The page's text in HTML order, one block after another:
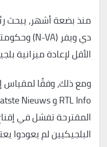
منذ بضعة أشهر، يبحث
الأقل لإعادة ميزانية
المقترحة تفشل في
البلجيكيين لم يعودوا